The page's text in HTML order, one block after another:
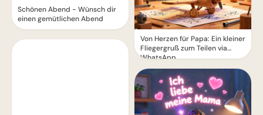
Schönen Abend - Wünsch dir
einen gemütlichen Abend
Von Herzen für Papa: Ein kleiner
Fliegergruß zum Teilen via
WhatsApp